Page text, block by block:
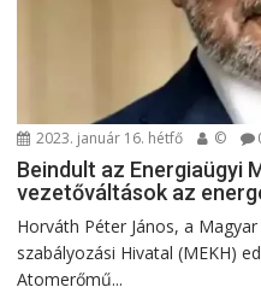
2023. január 16. hétfő ©
Beindult az Energiaügyi
vezetőváltások az
Horváth Péter János, a
szabályozási Hivatal (MEKH)
Atomerőmű...